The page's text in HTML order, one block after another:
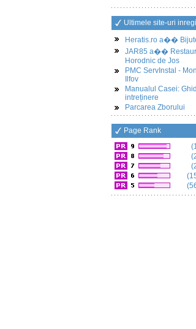
Ultimele site-uri
Heratis.ro a��
JAR85 a��
Horodnic de Jos
PMC ServInstal -
Ilfov
Manualul Casei:
intreținere
Parcarea Zborului
Page Rank